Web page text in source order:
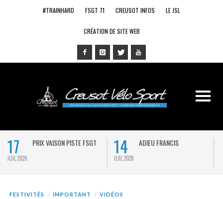
#TRAINHARD FSGT 71 CREUSOT INFOS LE JSL
CRÉATION DE SITE WEB
17
JUIL 2026
PRIX VAISON PISTE FSGT 14
JUIL 2026
ADIEU FRANCIS
FESTIVITÉS IMPORTANT VIDÉOS